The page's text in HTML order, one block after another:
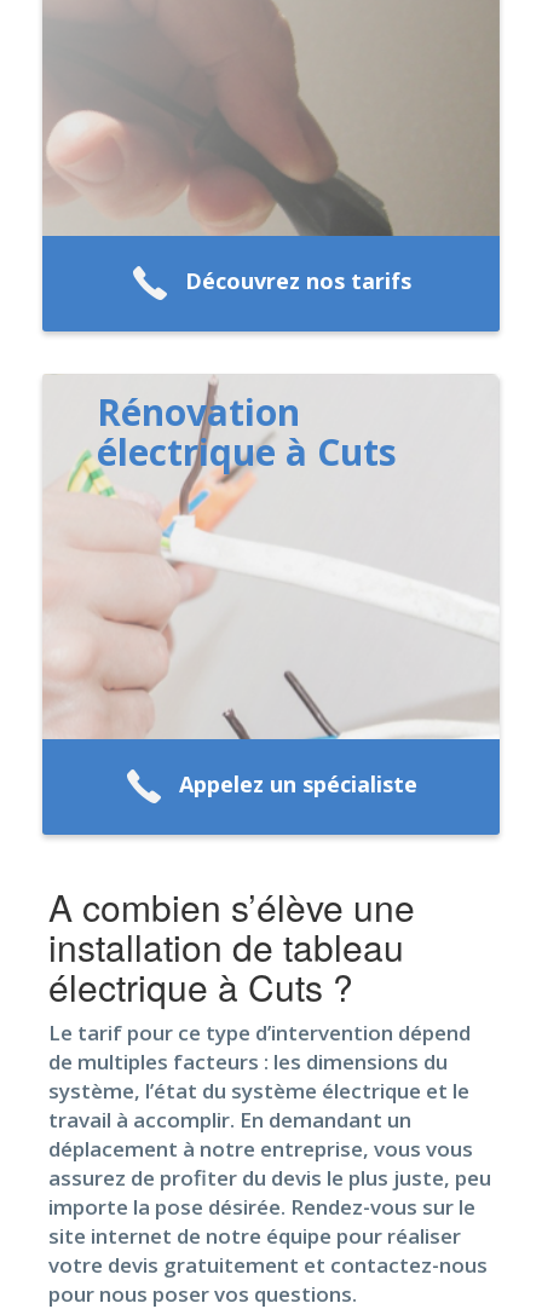
Découvrez nos tarifs
Rénovation
électrique à Cuts
Appelez un spécialiste
A combien s’élève une
installation de tableau
électrique à Cuts ?
Le tarif pour ce type d’intervention dépend
de multiples facteurs : les dimensions du
système, l’état du système électrique et le
travail à accomplir. En demandant un
déplacement à notre entreprise, vous vous
assurez de profiter du devis le plus juste, peu
importe la pose désirée. Rendez-vous sur le
site internet de notre équipe pour réaliser
votre devis gratuitement et contactez-nous
pour nous poser vos questions.